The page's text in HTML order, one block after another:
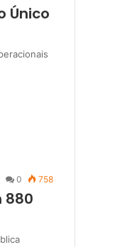
Único
0 758
880